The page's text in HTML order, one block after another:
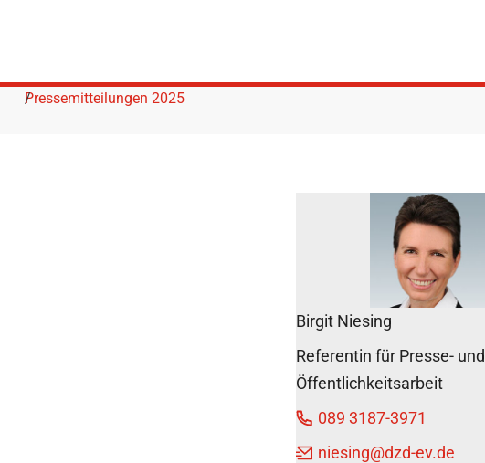
Pressemitteilungen 2025
Birgit Niesing
Referentin für Presse- und
Öffentlichkeitsarbeit
089 3187-3971
niesing@dzd-ev.de